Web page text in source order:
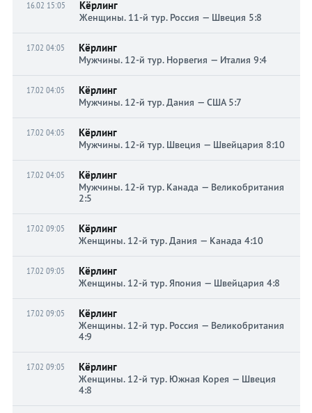
16.02 15:05 Кёрлинг
Женщины. 11-й тур. Россия — Швеция 5:8
17.02 04:05 Кёрлинг
Мужчины. 12-й тур. Норвегия — Италия 9:4
17.02 04:05 Кёрлинг
Мужчины. 12-й тур. Дания — США 5:7
17.02 04:05 Кёрлинг
Мужчины. 12-й тур. Швеция — Швейцария 8:10
17.02 04:05 Кёрлинг
Мужчины. 12-й тур. Канада — Великобритания
2:5
17.02 09:05 Кёрлинг
Женщины. 12-й тур. Дания — Канада 4:10
17.02 09:05 Кёрлинг
Женщины. 12-й тур. Япония — Швейцария 4:8
17.02 09:05 Кёрлинг
Женщины. 12-й тур. Россия — Великобритания
4:9
17.02 09:05 Кёрлинг
Женщины. 12-й тур. Южная Корея — Швеция
4:8